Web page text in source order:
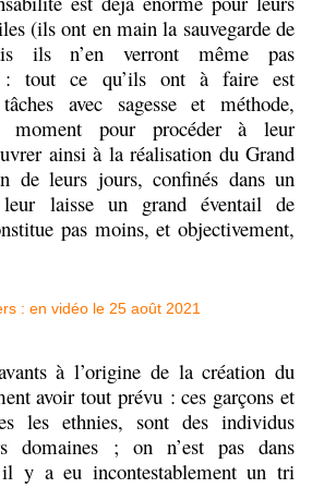
(ils ont en main la sauvegarde de
ils n’en verront même pas
: tout ce qu’ils ont à faire est
avec sagesse et méthode,
moment pour procéder à leur
ainsi à la réalisation du Grand
de leurs jours, confinés dans un
laisse un grand éventail de
pas moins, et objectivement,
à l’origine de la création du
avoir tout prévu : ces garçons et
les ethnies, sont des individus
domaines ; on n’est pas dans
il y a eu incontestablement un tri